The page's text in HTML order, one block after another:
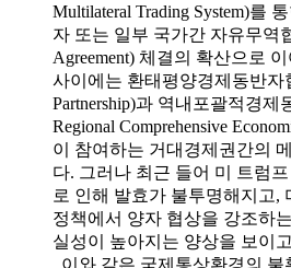
Multilateral Trading System)를
자 또는 일부 국가간 자유무역
Agreement) 체결의 확산으로
사이에는 환태평양경제동반자
Partnership)과 역내포괄적경제
Regional Comprehensive
이 참여하는 거대경제권간의
다. 그러나 최근 들어 미 트럼
로 인해 발효가 불투명해지고,
정책에서 양자 협상을 강조하
실성이 높아지는 양상을 보이
이와 같은 국제통상환경의 불